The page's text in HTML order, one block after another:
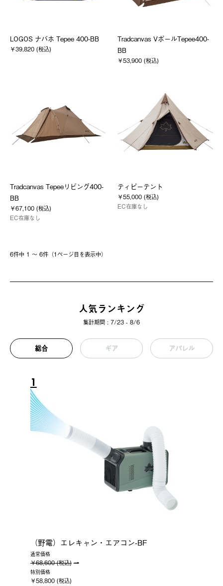
LOGOS ナバホ Tepee 400-BB
￥39,820 (税込)
Tradcanvas VポールTepee400-
BB
￥53,900 (税込)
Tradcanvas Tepeeリビング400-
BB
￥67,100 (税込)
EC在庫なし
ティピーテント
￥55,000 (税込)
EC在庫なし
6件中 1 〜 6件（1ページ⽬を表⽰中）
人気ランキング
集計期間 : 7/23 - 8/6
総合 ギア アパレル
1
（野電）エレキャン・エアコン-BF
通常価格
￥68,600 (税込)
特別価格
￥58,800 (税込)